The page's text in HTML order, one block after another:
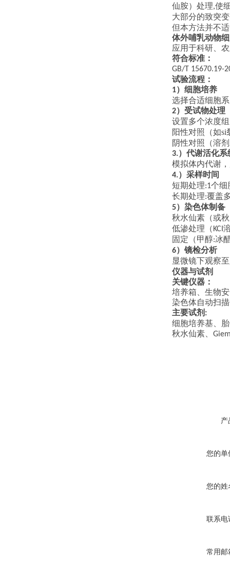
仙胺）处理,使
大部分的致突
但本方法并不
体外哺乳动物
应用于科研、
符合标准：
GB/T 15670.19-
试验流程 ：
1）细胞培养
选择合适细胞
2）受试物处理
设置多个浓度
阳性对照（如si
阴性对照（溶
3.）代谢活化系
模拟体内代谢
4.）采样时间
短期处理:1个细
长期处理:覆盖
5）染色体制备
秋水仙素（或
低渗处理（ KCI
固定（甲醇:冰
6）镜检分析
显微镜下观察
仪器与试剂
关键仪器：
培养箱、生物
染色体自动扫
主要试剂 :
细胞培养基、
秋水仙素、
产
您的单
您的姓
联系电
常用邮